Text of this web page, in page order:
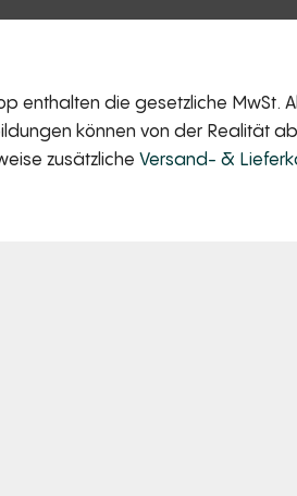
enthalten die gesetzliche
können von der Realität
zusätzliche Versand- &